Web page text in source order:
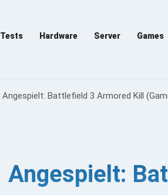
Tests Hardware Server Games
Angespielt: Battlefield 3 Armored Kill
Angespielt: